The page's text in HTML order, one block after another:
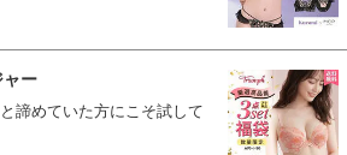
ャー
諦めていた方にこそ試して